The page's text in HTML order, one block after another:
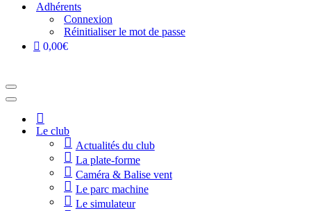
Adhérents
Connexion
Réinitialiser le mot de passe
0,00€
Menu
de
navigation
Menu
navigationAccueil
Le club
Actualités du club
La plate-forme
Caméra & Balise vent
Le parc machine
Le simulateur